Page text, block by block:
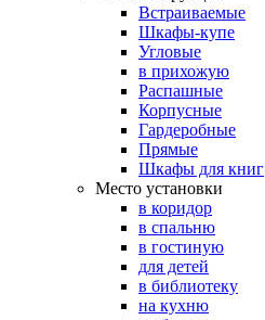
Встраиваемые
Шкафы-купе
Угловые
в прихожую
Распашные
Корпусные
Гардеробные
Прямые
Шкафы для книг
Место установки
в коридор
в спальню
в гостиную
для детей
в библиотеку
на кухню